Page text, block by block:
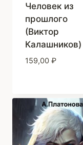
Человек из
прошлого
(Виктор
Калашников)
159,00 ₽